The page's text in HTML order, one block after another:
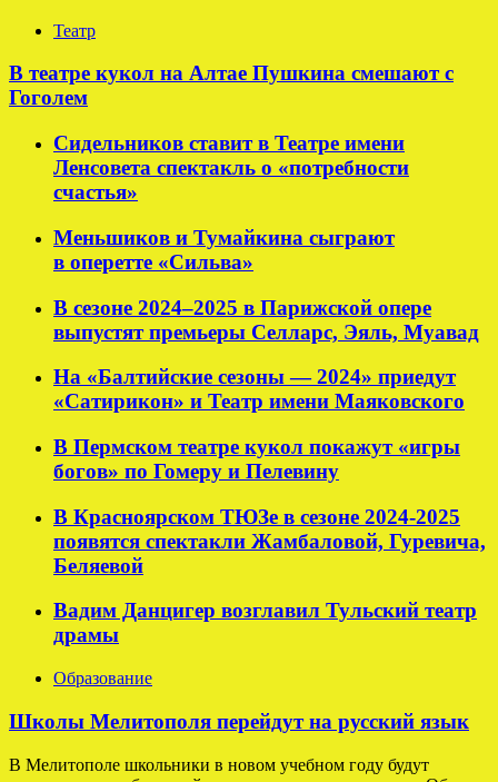
Театр
В театре кукол на Алтае Пушкина смешают с
Гоголем
Сидельников ставит в Театре имени
Ленсовета спектакль о «потребности
счастья»
Меньшиков и Тумайкина сыграют
в оперетте «Сильва»
В сезоне 2024–2025 в Парижской опере
выпустят премьеры Селларс, Эяль, Муавад
На «Балтийские сезоны — 2024» приедут
«Сатирикон» и Театр имени Маяковского
В Пермском театре кукол покажут «игры
богов» по Гомеру и Пелевину
В Красноярском ТЮЗе в сезоне 2024-2025
появятся спектакли Жамбаловой, Гуревича,
Беляевой
Вадим Данцигер возглавил Тульский театр
драмы
Образование
Школы Мелитополя перейдут на русский язык
В Мелитополе школьники в новом учебном году будут